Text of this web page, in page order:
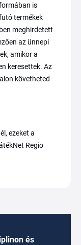
is
termékek
meghirdetett
az ünnepi
amikor a
keresettek. Az
követheted
ezeket a
Regio
és